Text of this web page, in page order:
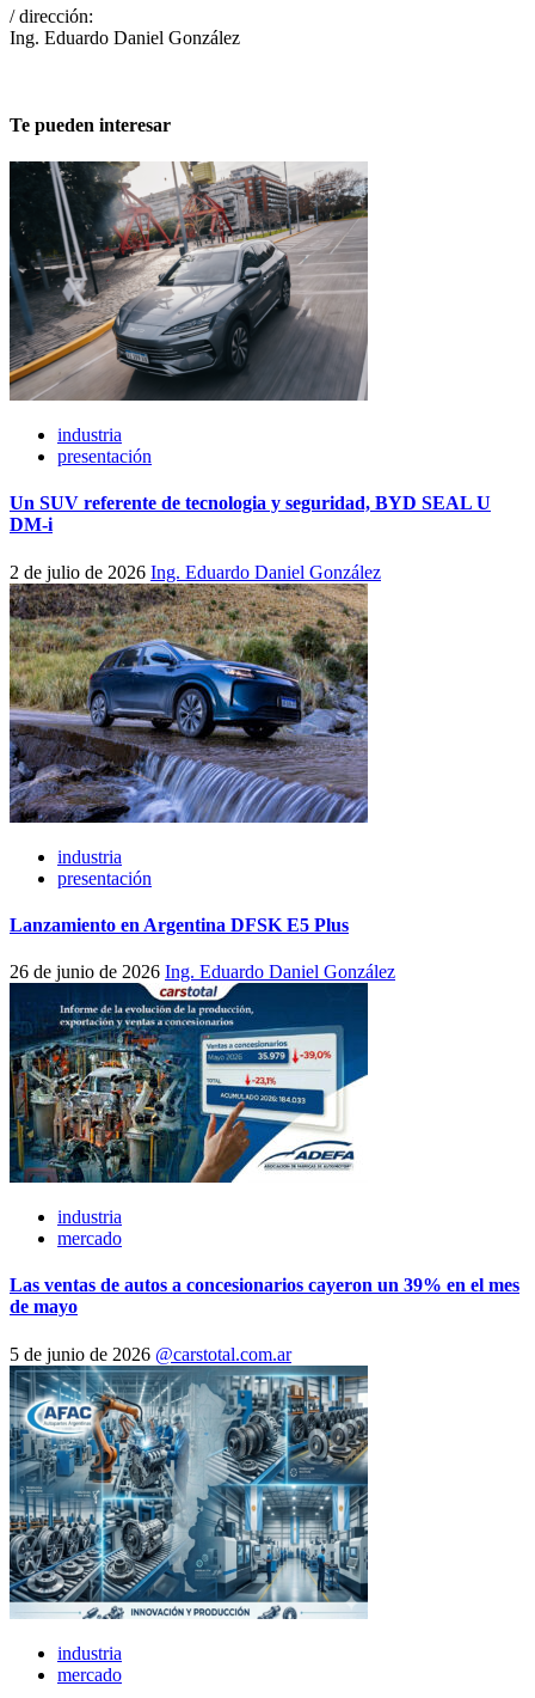
/ dirección:
Ing. Eduardo Daniel González
Te pueden interesar
industria
presentación
Un SUV referente de tecnologia y seguridad, BYD SEAL U
DM-i
2 de julio de 2026 Ing. Eduardo Daniel González
industria
presentación
Lanzamiento en Argentina DFSK E5 Plus
26 de junio de 2026 Ing. Eduardo Daniel González
industria
mercado
Las ventas de autos a concesionarios cayeron un 39% en el mes
de mayo
5 de junio de 2026 @carstotal.com.ar
industria
mercado